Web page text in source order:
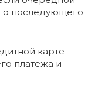
последующего
карте
платежа и